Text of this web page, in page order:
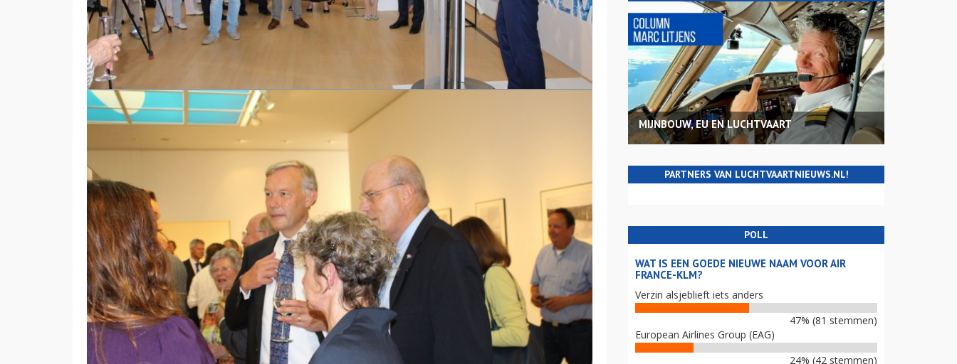
MIJNBOUW, EU EN LUCHTVAART
PARTNERS VAN LUCHTVAARTNIEUWS.NL!
POLL
WAT IS EEN GOEDE NIEUWE NAAM VOOR AIR
FRANCE-KLM?
Verzin alsjeblieft iets anders
47% (81 stemmen)
European Airlines Group (EAG)
24% (42 stemmen)